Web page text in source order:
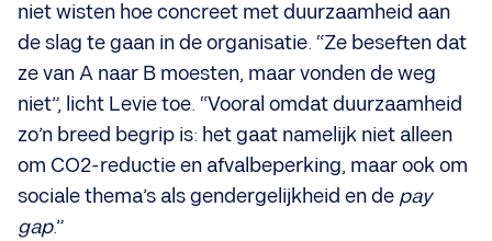
niet wisten hoe concreet met duurzaamheid aan
de slag te gaan in de organisatie. “Ze beseften dat
ze van A naar B moesten, maar vonden de weg
niet”, licht Levie toe. “Vooral omdat duurzaamheid
zo’n breed begrip is: het gaat namelijk niet alleen
om CO2-reductie en afvalbeperking, maar ook om
sociale thema’s als gendergelijkheid en de pay
gap.”